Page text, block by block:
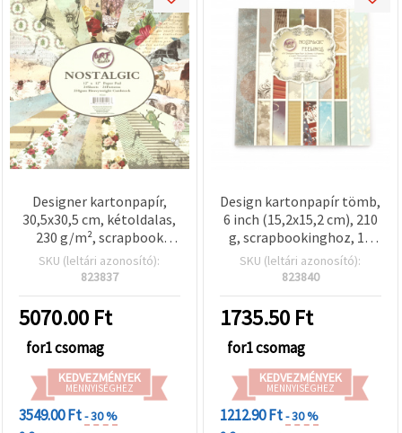
Designer kartonpapír,
30,5x30,5 cm, kétoldalas,
230 g/m², scrapbook
papírkészlet, 24-féle
vegyes minta – 24 lap
SKU (leltári azonosító):
823837
5070.00 Ft
for1 csomag
KEDVEZMÉNYEK
MENNYISÉGHEZ
3549.00 Ft- 30 %
Design kartonpapír tömb,
6 inch (15,2x15,2 cm), 210
g, scrapbookinghoz, 18
elegáns minta – 36 lap
SKU (leltári azonosító):
823840
1735.50 Ft
for1 csomag
KEDVEZMÉNYEK
MENNYISÉGHEZ
1212.90 Ft- 30 %